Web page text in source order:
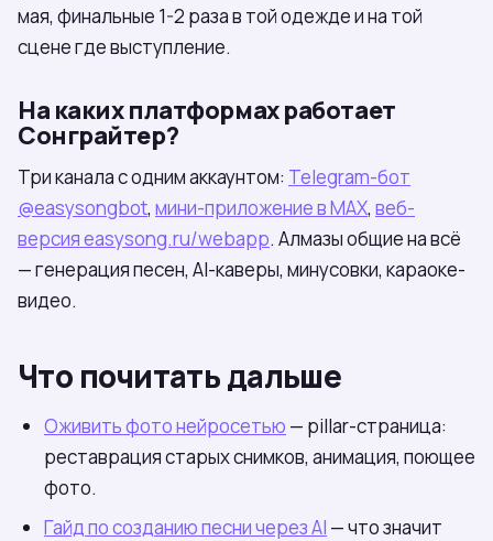
мая, финальные 1-2 раза в той одежде и на той
сцене где выступление.
На каких платформах работает
Сонграйтер?
Три канала с одним аккаунтом: Telegram-бот
@easysongbot, мини-приложение в МАХ, веб-
версия easysong.ru/webapp. Алмазы общие на всё
— генерация песен, AI-каверы, минусовки, караоке-
видео.
Что почитать дальше
Оживить фото нейросетью — pillar-страница:
реставрация старых снимков, анимация, поющее
фото.
Гайд по созданию песни через AI — что значит